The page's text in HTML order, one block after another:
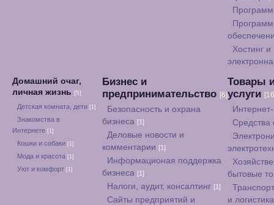
Хостинг и
Домашний очаг,
личная жизнь [5]
Детская комната, дети [1]
Знакомства в
Интернете [1]
Кошки и собаки [1]
Мода и красота [1]
Уют и комфорт [1]
Бизнес и
предпринимательство [6]
Безопасность и охрана
бизнеса [1]
Деловые новости и
комментарии [1]
Информационая поддержка
бизнеса [1]
Налоги, аудит, консалтинг [1]
Сайты предприятий и
Товары
услуги
Средства
бытовые
и